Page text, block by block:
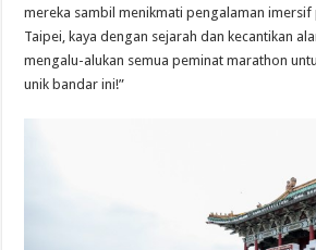
mereka sambil menikmati pengalaman
Taipei, kaya dengan sejarah dan kecantikan
mengalu-alukan semua peminat marathon
unik bandar ini!”